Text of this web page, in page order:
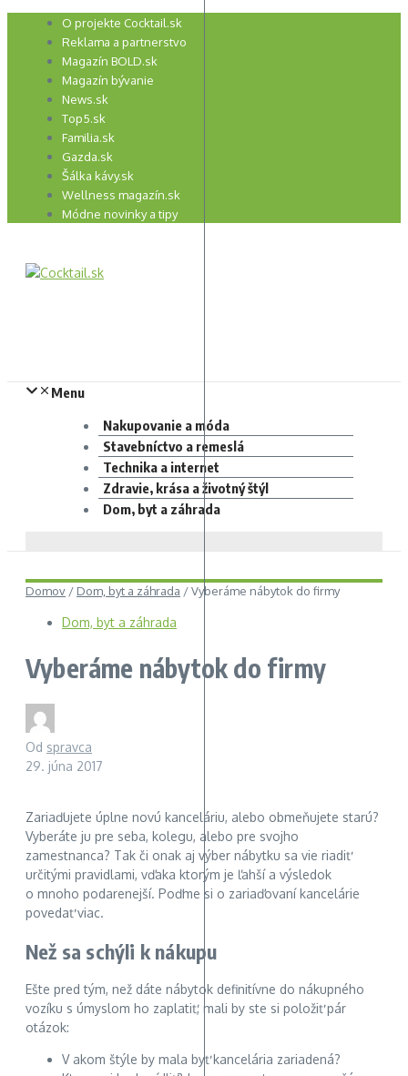
Preskočiť
O projekte Cocktail.sk
Reklama a partnerstvo
Magazín BOLD.sk
Magazín bývanie
News.sk
Top5.sk
Familia.sk
Gazda.sk
Šálka kávy.sk
Wellness magazín.sk
Módne novinky a tipy
Menu
Nakupovanie a móda
Stavebníctvo a remeslá
Technika a internet
Zdravie, krása a životný štýl
Dom, byt a záhrada
Domov / Dom, byt a záhrada /Vyberáme nábytok do firmy
Dom, byt a záhrada
Vyberáme nábytok do firmy
Od spravca
29. júna 2017
Zariaďujete úplne novú kanceláriu, alebo obmeňujete starú?
Vyberáte ju pre seba, kolegu, alebo pre svojho
zamestnanca? Tak či onak aj výber nábytku sa vie riadiť
určitými pravidlami, vďaka ktorým je ľahší a výsledok
o mnoho podarenejší. Poďme si o zariaďovaní kancelárie
povedať viac.
Než sa schýli k nákupu
Ešte pred tým, než dáte nábytok definitívne do nákupného
vozíku s úmyslom ho zaplatiť, mali by ste si položiť pár
otázok:
V akom štýle by mala byť kancelária zariadená?